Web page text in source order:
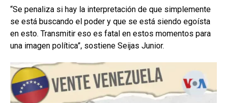
“Se penaliza si hay la interpretación de que simplemente
se está buscando el poder y que se está siendo egoísta
en esto. Transmitir eso es fatal en estos momentos para
una imagen política”, sostiene Seijas Junior.